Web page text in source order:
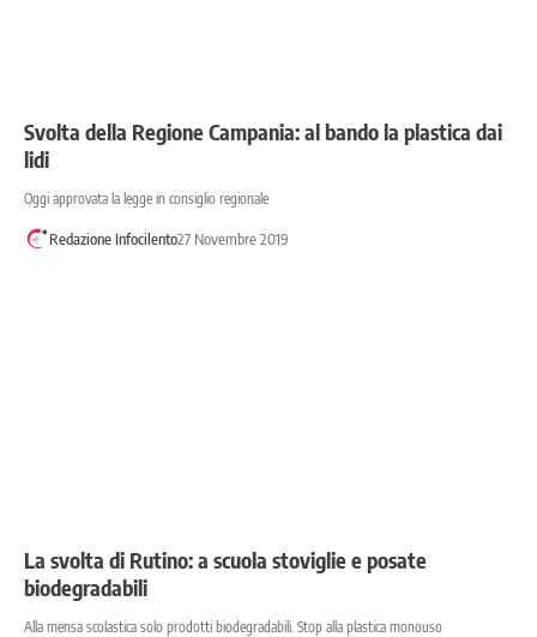
Svolta della Regione Campania: al bando la plastica dai
lidi
Oggi approvata la legge in consiglio regionale
Redazione Infocilento27 Novembre 2019
La svolta di Rutino: a scuola stoviglie e posate
biodegradabili
Alla mensa scolastica solo prodotti biodegradabili. Stop alla plastica monouso